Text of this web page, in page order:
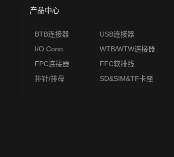
产品中心
BTB连接器
USB连接器
I/O Conn
WTB/WTW连接器
FPC连接器
FFC软排线
排针/排母
SD&SIM&TF卡座